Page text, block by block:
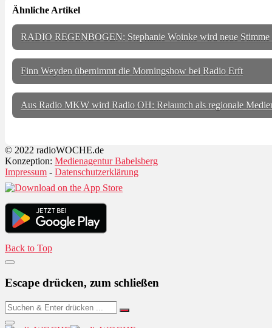
Ähnliche Artikel
RADIO REGENBOGEN: Stephanie Woinke wird neue Stimme
Finn Weyden übernimmt die Morningshow bei Radio Erft
Aus Radio MKW wird Radio OH: Relaunch als regionale
© 2022 radioWOCHE.de
Konzeption: Medienagentur Babelsberg
Impressum - Datenschutzerklärung
Back to Top
Escape drücken, zum schließen